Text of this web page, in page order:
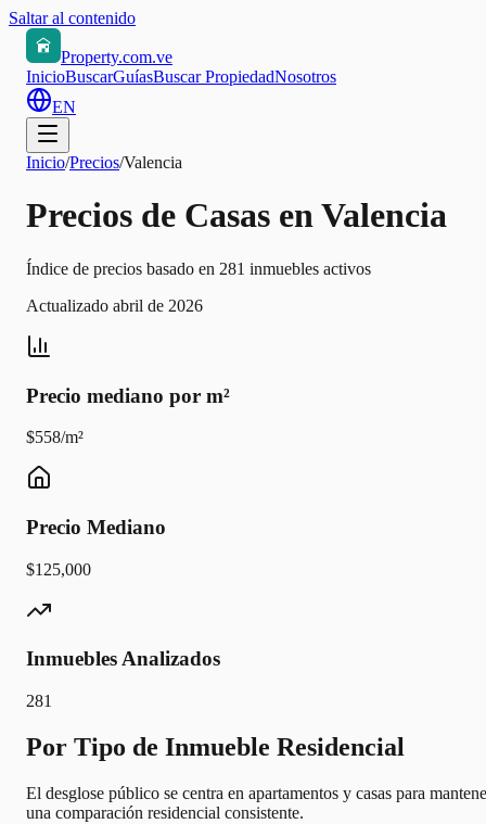
Saltar al contenido
Property.com.ve
InicioBuscarGuíasBuscar PropiedadNosotros
EN
Inicio/Precios/Valencia
Precios de Casas en Valencia
Índice de precios basado en 281 inmuebles activos
Actualizado abril de 2026
Precio mediano por m²
$558/m²
Precio Mediano
$125,000
Inmuebles Analizados
281
Por Tipo de Inmueble Residencial
El desglose público se centra en apartamentos y casas para
una comparación residencial consistente.